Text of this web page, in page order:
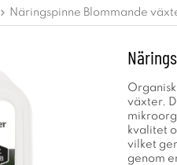
Näringspinne Blommande
växter.
kvalitet
vilket
genom